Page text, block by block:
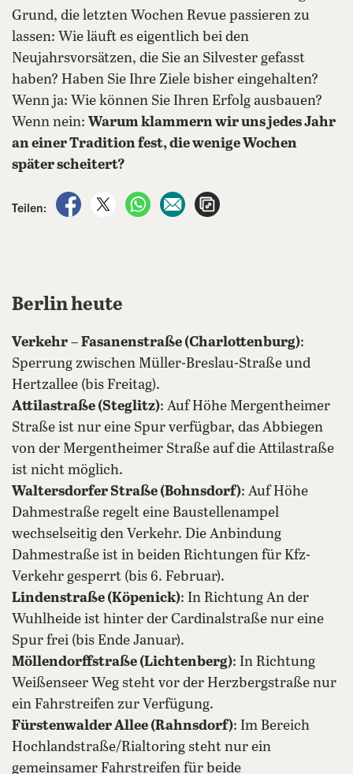
Grund, die letzten Wochen Revue passieren zu
lassen: Wie läuft es eigentlich bei den
Neujahrsvorsätzen, die Sie an Silvester gefasst
haben? Haben Sie Ihre Ziele bisher eingehalten?
Wenn ja: Wie können Sie Ihren Erfolg ausbauen?
Wenn nein: Warum klammern wir uns jedes Jahr
an einer Tradition fest, die wenige Wochen
später scheitert?
Teilen:
auf Facebook teilen
auf X teilenper WhatsApp teilen
per E-Mail teilen
Berlin heute
Verkehr – Fasanenstraße (Charlottenburg):
Sperrung zwischen Müller-Breslau-Straße und
Hertzallee (bis Freitag).
Attilastraße (Steglitz): Auf Höhe Mergentheimer
Straße ist nur eine Spur verfügbar, das Abbiegen
von der Mergentheimer Straße auf die Attilastraße
ist nicht möglich.
Waltersdorfer Straße (Bohnsdorf): Auf Höhe
Dahmestraße regelt eine Baustellenampel
wechselseitig den Verkehr. Die Anbindung
Dahmestraße ist in beiden Richtungen für Kfz-
Verkehr gesperrt (bis 6. Februar).
Lindenstraße (Köpenick): In Richtung An der
Wuhlheide ist hinter der Cardinalstraße nur eine
Spur frei (bis Ende Januar).
Möllendorffstraße (Lichtenberg): In Richtung
Weißenseer Weg steht vor der Herzbergstraße nur
ein Fahrstreifen zur Verfügung.
Fürstenwalder Allee (Rahnsdorf): Im Bereich
Hochlandstraße/Rialtoring steht nur ein
gemeinsamer Fahrstreifen für beide